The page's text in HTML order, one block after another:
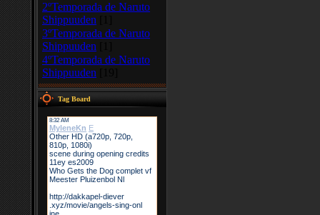
2ºTemporada de Naruto
Shippuuden
3ºTemporada de Naruto
Shippuuden
4ºTemporada de Naruto
Shippuuden
Tag Board